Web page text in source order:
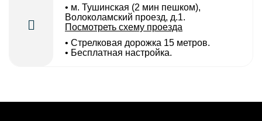
• м. Тушинская (2 мин пешком),
Волоколамский проезд, д.1.
Посмотреть схему проезда
• Cтрелковая дорожка 15 метров.
• Бесплатная настройка.